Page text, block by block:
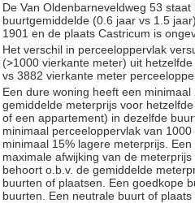
De Van Oldenbarneveldweg 53
buurtgemiddelde (0.6 jaar vs 1.5
1901 en de plaats Castricum is
Het verschil in perceeloppervlak
(>1000 vierkante meter) uit
vs 3882 vierkante meter
Een dure woning heeft een
gemiddelde meterprijs voor
of een appartement) in dezelfde
minimaal perceeloppervlak van
minimaal 15% lagere meterprijs.
maximale afwijking van de
behoort o.b.v. de gemiddelde
buurten of plaatsen. Een goedkope
buurten. Een neutrale buurt of plaats